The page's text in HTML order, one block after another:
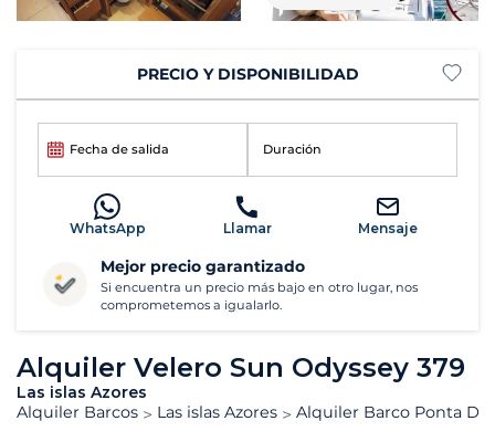
Alquiler Velero Sun Odyssey 379
Las islas Azores
Alquiler Barcos
Las islas Azores Alquiler Barco Ponta
PRECIO Y DISPONIBILIDAD
Fecha de salida Duración
WhatsApp Llamar Mensaje
Mejor precio garantizado
Si encuentra un precio más bajo en otro lugar, nos
comprometemos a igualarlo.